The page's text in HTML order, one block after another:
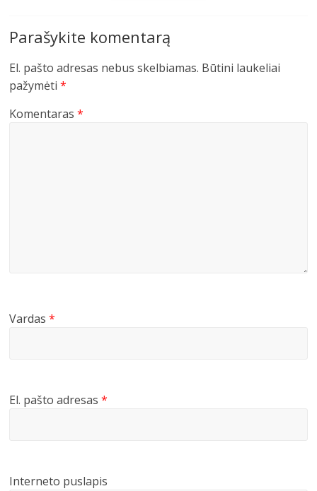
Parašykite komentarą
El. pašto adresas nebus skelbiamas. Būtini laukeliai
pažymėti*
Komentaras*
Vardas*
El. pašto adresas*
Interneto puslapis